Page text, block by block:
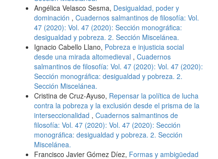
Angélica Velasco Sesma, Desigualdad, poder y
dominación , Cuadernos salmantinos de filosofía: Vol.
47 (2020): Vol. 47 (2020): Sección monográfica:
desigualdad y pobreza. 2. Sección Miscelánea.
Ignacio Cabello Llano, Pobreza e injusticia social
desde una mirada altomedieval , Cuadernos
salmantinos de filosofía: Vol. 47 (2020): Vol. 47 (2020):
Sección monográfica: desigualdad y pobreza. 2.
Sección Miscelánea.
Cristina de Cruz-Ayuso, Repensar la política de lucha
contra la pobreza y la exclusión desde el prisma de la
interseccionalidad , Cuadernos salmantinos de
filosofía: Vol. 47 (2020): Vol. 47 (2020): Sección
monográfica: desigualdad y pobreza. 2. Sección
Miscelánea.
Francisco Javier Gómez Díez, Formas y ambigüedad